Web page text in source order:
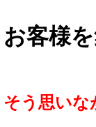
お客様
そう思いな